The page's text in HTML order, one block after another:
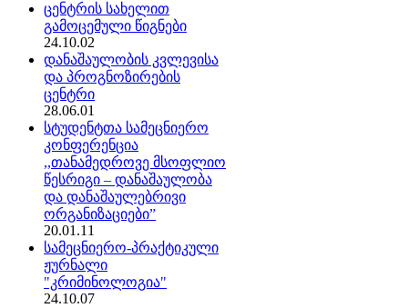
ცენტრის სახელით
გამოცემული წიგნები
24.10.02
დანაშაულობის კვლევისა
და პროგნოზირების
ცენტრი
28.06.01
სტუდენტთა სამეცნიერო
კონფერენცია
,,თანამედროვე მსოფლიო
წესრიგი – დანაშაულობა
და დანაშაულებრივი
ორგანიზაციები”
20.01.11
სამეცნიერო-პრაქტიკული
ჟურნალი
"კრიმინოლოგია"
24.10.07